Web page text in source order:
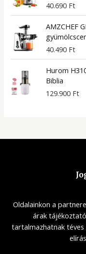
40.690 Ft
AMZCHEF
40.490 Ft
Hurom
Biblia
129.900 Ft
Oldalainkon a
árak
tartalmazhatnak